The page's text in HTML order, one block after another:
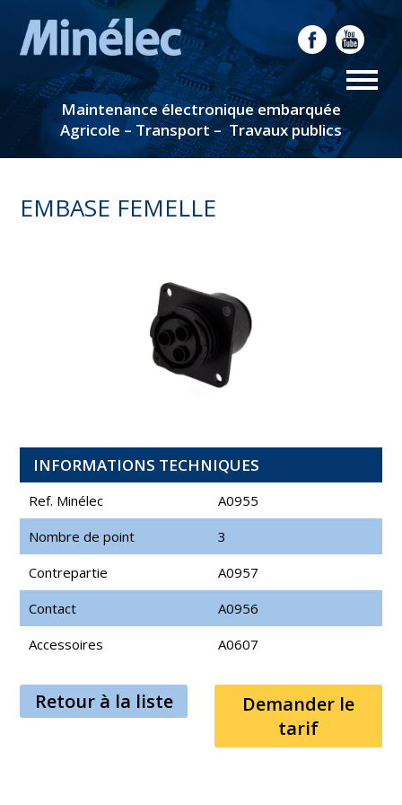
Maintenance électronique embarquée
Agricole – Transport – Travaux publics
EMBASE FEMELLE
INFORMATIONS TECHNIQUES
Ref. Minélec
A0955
Nombre de point
3
Contrepartie
A0957
Contact
A0956
Accessoires
A0607
Retour à la liste
Demander le
tarif